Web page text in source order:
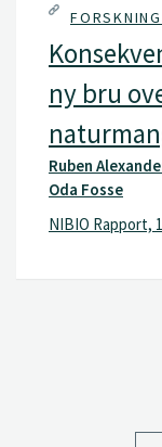
ny bru
Ruben
Oda Fosse
NIBIO Rapport,